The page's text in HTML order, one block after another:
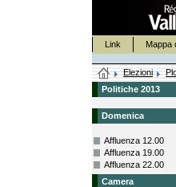
Link Mappa
Elezioni
Politiche 2013
Domenica
Affluenza 12.00
Affluenza 19.00
Affluenza 22.00
Camera